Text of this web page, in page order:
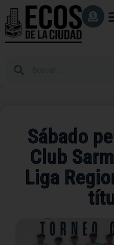
Sábado
Club
Liga